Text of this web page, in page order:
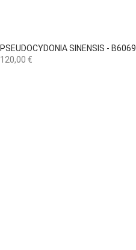
PSEUDOCYDONIA SINENSIS - B6069
Preço
120,00 €
 Vista rápida